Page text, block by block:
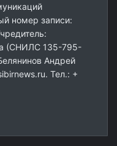
номер записи:
(СНИЛС 135-795-
Андрей
Тел.: +